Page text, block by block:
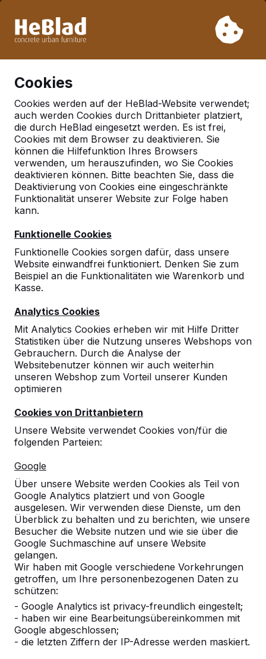
Woche 33 nicht. Bitte berücksichtigen Sie daher längere
Cookies
Cookies werden auf der HeBlad-Website verwendet;
auch werden Cookies durch Drittanbieter platziert,
die durch HeBlad eingesetzt werden. Es ist frei,
Cookies mit dem Browser zu deaktivieren. Sie
können die Hilfefunktion Ihres Browsers
verwenden, um herauszufinden, wo Sie Cookies
deaktivieren können. Bitte beachten Sie, dass die
Deaktivierung von Cookies eine eingeschränkte
Funktionalität unserer Website zur Folge haben
kann.
Funktionelle Cookies
Funktionelle Cookies sorgen dafür, dass unsere
Website einwandfrei funktioniert. Denken Sie zum
Beispiel an die Funktionalitäten wie Warenkorb und
Kasse.
Analytics Cookies
Mit Analytics Cookies erheben wir mit Hilfe Dritter
Statistiken über die Nutzung unseres Webshops von
Gebrauchern. Durch die Analyse der
Websitebenutzer können wir auch weiterhin
unseren Webshop zum Vorteil unserer Kunden
optimieren
Cookies von Drittanbietern
Unsere Website verwendet Cookies von/für die
folgenden Parteien:
Google
Über unsere Website werden Cookies als Teil von
Google Analytics platziert und von Google
ausgelesen. Wir verwenden diese Dienste, um den
Überblick zu behalten und zu berichten, wie unsere
Besucher die Website nutzen und wie sie über die
Google Suchmaschine auf unsere Website
gelangen.
Wir haben mit Google verschiedene Vorkehrungen
getroffen, um Ihre personenbezogenen Daten zu
schützen:
- Google Analytics ist privacy-freundlich eingestelt;
- haben wir eine Bearbeitungsübereinkommen mit
Google abgeschlossen;
- die letzten Ziffern der IP-Adresse werden maskiert.
Deutschland
Referenties in:Solingen
10
10
Alles bestens abgelaufen, freundlicher
Kontakt und sehr schnelle und kompetente
Anlieferung. Alles wie gewünscht und gerne
Förderverein